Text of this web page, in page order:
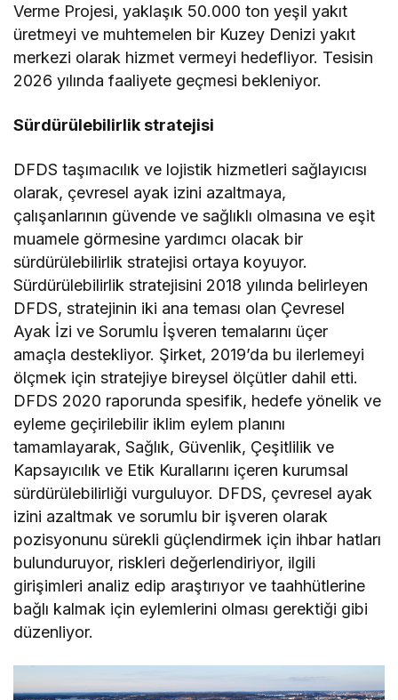
Verme Projesi, yaklaşık 50.000 ton yeşil yakıt
üretmeyi ve muhtemelen bir Kuzey Denizi yakıt
merkezi olarak hizmet vermeyi hedefliyor. Tesisin
2026 yılında faaliyete geçmesi bekleniyor.
Sürdürülebilirlik stratejisi
DFDS taşımacılık ve lojistik hizmetleri sağlayıcısı
olarak, çevresel ayak izini azaltmaya,
çalışanlarının güvende ve sağlıklı olmasına ve eşit
muamele görmesine yardımcı olacak bir
sürdürülebilirlik stratejisi ortaya koyuyor.
Sürdürülebilirlik stratejisini 2018 yılında belirleyen
DFDS, stratejinin iki ana teması olan Çevresel
Ayak İzi ve Sorumlu İşveren temalarını üçer
amaçla destekliyor. Şirket, 2019’da bu ilerlemeyi
ölçmek için stratejiye bireysel ölçütler dahil etti.
DFDS 2020 raporunda spesifik, hedefe yönelik ve
eyleme geçirilebilir iklim eylem planını
tamamlayarak, Sağlık, Güvenlik, Çeşitlilik ve
Kapsayıcılık ve Etik Kurallarını içeren kurumsal
sürdürülebilirliği vurguluyor. DFDS, çevresel ayak
izini azaltmak ve sorumlu bir işveren olarak
pozisyonunu sürekli güçlendirmek için ihbar hatları
bulunduruyor, riskleri değerlendiriyor, ilgili
girişimleri analiz edip araştırıyor ve taahhütlerine
bağlı kalmak için eylemlerini olması gerektiği gibi
düzenliyor.